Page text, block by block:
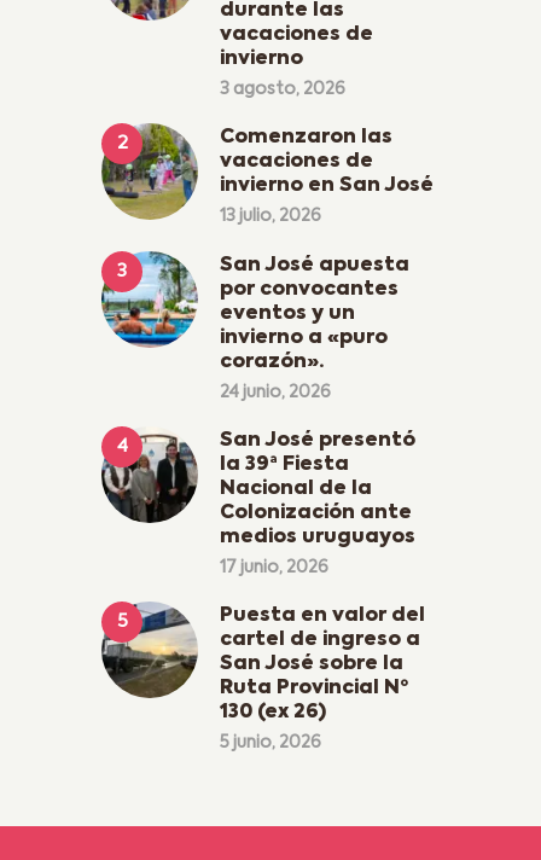
durante las
vacaciones de
invierno
3 agosto, 2026
Comenzaron las
vacaciones de
invierno en San José
13 julio, 2026
San José apuesta
por convocantes
eventos y un
invierno a «puro
corazón».
24 junio, 2026
San José presentó
la 39ª Fiesta
Nacional de la
Colonización ante
medios uruguayos
17 junio, 2026
Puesta en valor del
cartel de ingreso a
San José sobre la
Ruta Provincial Nº
130 (ex 26)
5 junio, 2026